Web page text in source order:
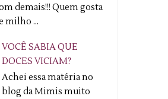
demais!!! Quem gosta
milho ...
VOCÊ SABIA QUE
DOCES VICIAM?
Achei essa matéria no
blog da Mimis muito